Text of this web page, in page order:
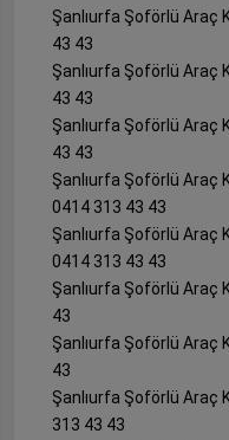
Şanlıurfa Şoförlü Araç
43 43
Şanlıurfa Şoförlü Araç
43 43
Şanlıurfa Şoförlü Araç
43 43
Şanlıurfa Şoförlü Araç
0414 313 43 43
Şanlıurfa Şoförlü Araç
0414 313 43 43
Şanlıurfa Şoförlü Araç
43
Şanlıurfa Şoförlü Araç
43
Şanlıurfa Şoförlü Araç
313 43 43